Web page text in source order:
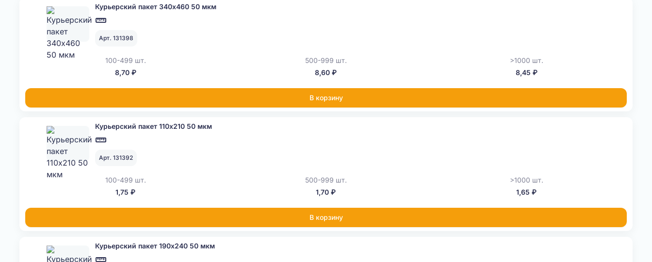
Курьерский пакет 340х460 50 мкм
Арт. 131398
100-499 шт.
8,70 ₽
500-999 шт.
8,60 ₽
>1000 шт.
8,45 ₽
В корзину
Курьерский пакет 110х210 50 мкм
Арт. 131392
100-499 шт.
1,75 ₽
500-999 шт.
1,70 ₽
>1000 шт.
1,65 ₽
В корзину
Курьерский пакет 190х240 50 мкм